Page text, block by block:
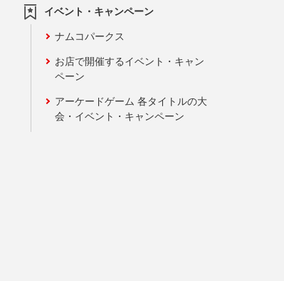
イベント・キャンペーン
ナムコパークス
お店で開催するイベント・キャン
ペーン
アーケードゲーム 各タイトルの大
会・イベント・キャンペーン